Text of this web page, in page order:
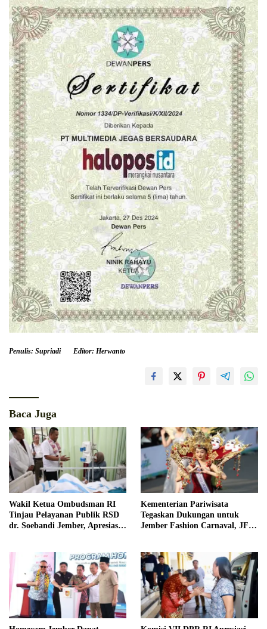
Penulis: Supriadi Editor: Herwanto
Baca Juga
Wakil Ketua Ombudsman RI
Tinjau Pelayanan Publik RSD
dr. Soebandi Jember, Apresiasi
Kementerian Pariwisata
Tegaskan Dukungan untuk
Jember Fashion Carnaval, JFC